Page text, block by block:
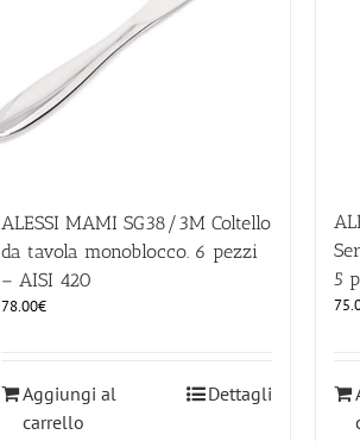
ALESSI MAMI SG38/3M Coltello
da tavola monoblocco. 6 pezzi
– AISI 420
78.00€
Aggiungi al
carrello
Dettagli
5